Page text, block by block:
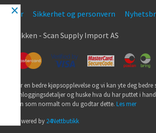
Sikkerhet og personvern
Butikken - Scan Supply Import AS
du får en bedre kjøpsopplevelse og vi kan yte deg bedre
innloggingsdetaljer og huske hva du har puttet i
siden som normalt om du godtar dette. Les mer
Powered by 24Nettbutikk
×